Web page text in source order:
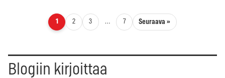
Artikkelien sivutus
1 2 3 … 7 Seuraava »
Blogiin kirjoittaa